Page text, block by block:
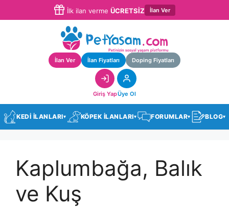
İlk ilan verme ÜCRETSİZ İlan Ver
İlan Ver İlan Fiyatları Doping Fiyatları
Giriş YapÜye Ol
KEDİ İLANLARI▾ KÖPEK İLANLARI▾ FORUMLAR▾ BLOG▾
Kaplumbağa, Balık
ve Kuş